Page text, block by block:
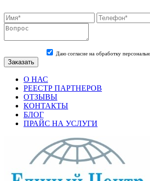
Даю согласие на обработку
О НАС
РЕЕСТР ПАРТНЕРОВ
ОТЗЫВЫ
КОНТАКТЫ
БЛОГ
ПРАЙС НА УСЛУГИ